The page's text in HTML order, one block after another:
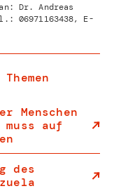
Dr. Andreas
06971163438, E-
Menschen
auf
des